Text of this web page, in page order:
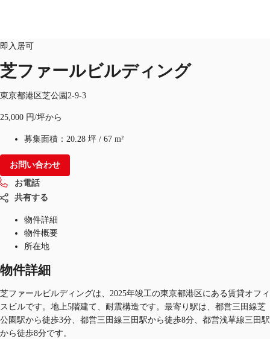
地図検索
記事
仲介会社様はこちらへ
JP
お電話 お問合せ
即入居可
芝ファールビルディング
東京都港区芝公園2-9-3
25,000 円/坪から
募集面積： 20.28 坪 / 67 m²
お問い合わせ
お電話
共有する
物件詳細
物件概要
所在地
物件詳細
芝ファールビルディングは、2025年竣工の東京都港区にある賃貸オフィ
スビルです。地上5階建て、耐震構造です。最寄り駅は、都営三田線芝
公園駅から徒歩3分、都営三田線三田駅から徒歩8分、都営浅草線三田駅
から徒歩8分です。